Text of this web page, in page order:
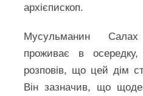
архієпископ.
Мусульманин
проживає в
розповів, що цей дім
Він зазначив, що